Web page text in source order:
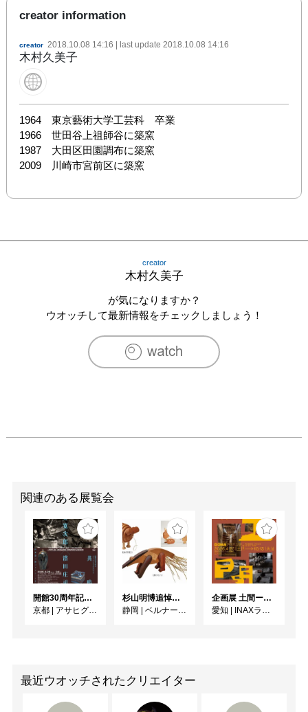
creator information
creator 2018.10.08 14:16 | last update 2018.10.08 14:16
木村久美子
1964　東京藝術大学工芸科　卒業
1966　世田谷上祖師谷に築窯
1987　大田区田園調布に築窯
2009　川崎市宮前区に築窯
creator
木村久美子
が気になりますか？
ウオッチして最新情報をチェックしましょう！
関連のある展覧会
開館30周年記念 山本爲三郎・河井寬次郎没後60年記念 「共鳴 河井寬次郎 × 濱田庄司 ー山本爲三郎コレクションより」
京都 | アサヒグループ大山崎山荘美術館
杉山明博追悼展 木とわたし―木工の妙技と美術教育
静岡 | ベルナール・ビュフェ美術館
企画展 土間ーつくって、つかって、再発見ー
愛知 | INAXライブミュージアム
最近ウオッチされたクリエイター